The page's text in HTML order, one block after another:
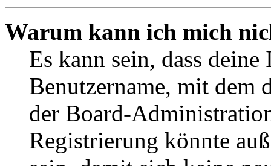
Warum kann ich mich
Es kann sein, dass
Benutzername, mit dem
der Board-
Registrierung könnte